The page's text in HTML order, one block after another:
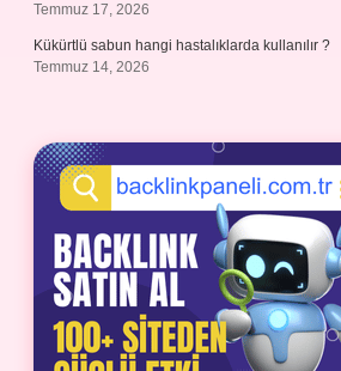
Temmuz 17, 2026
Kükürtlü sabun hangi hastalıklarda kullanılır ?
Temmuz 14, 2026